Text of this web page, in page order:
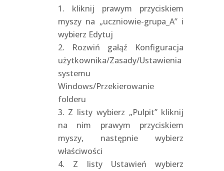
kliknij prawym przyciskiem
myszy na „uczniowie-grupa_A” i
wybierz Edytuj
Rozwiń gałąź Konfiguracja
użytkownika/Zasady/Ustawienia
systemu
Windows/Przekierowanie
folderu
Z listy wybierz „Pulpit” kliknij
na nim prawym przyciskiem
myszy, następnie wybierz
właściwości
Z listy Ustawień wybierz